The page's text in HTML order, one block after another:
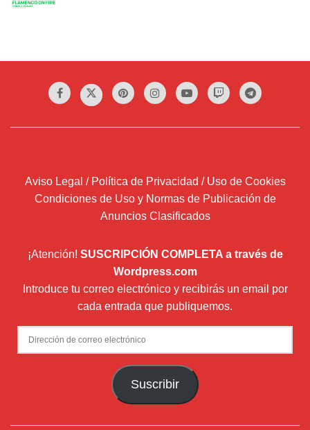
Aviso Legal / Política de Privacidad / Uso de Cookies
Condiciones de Uso y Normas de Publicación de
Anuncios Clasificados
¡Atención! SUSCRIPCIÓN COMPLETA a través de
Wordpress.com
Introduce tu correo electrónico y recibirás un email por
cada entrada que publiquemos.
Dirección
de
Suscribir